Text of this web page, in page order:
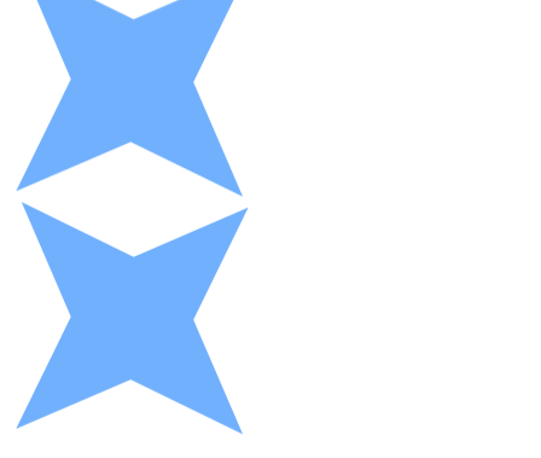
Ver todo
Compra criptomonedas con efectivo en tu tienda más
Comprar con efectivo
Transferencia SEPA
Añade fondos a tu cuenta Bitnovo o realiza compras
Comprar con Transferencia
Tarjeta de crédito / débito
Utiliza tarjetas Visa y Mastercard para comprar